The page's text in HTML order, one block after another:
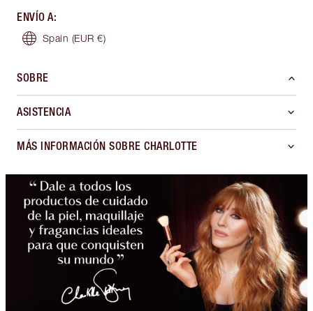
ENVÍO A:
Spain (EUR €)
SOBRE
ASISTENCIA
MÁS INFORMACIÓN SOBRE CHARLOTTE